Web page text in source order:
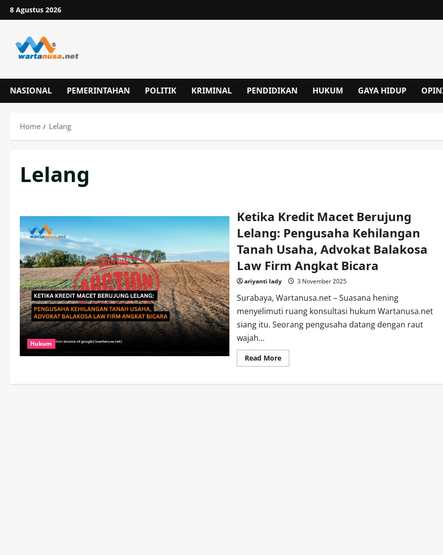
Skip
to
8 Agustus 2026
NASIONAL PEMERINTAHAN POLITIK KRIMINAL PENDIDIKAN HUKUM GAYA HIDUP
Home Lelang
Lelang
Hukum
Ketika Kredit Macet Berujung
Lelang: Pengusaha Kehilangan
Tanah Usaha, Advokat Balakosa
Law Firm Angkat Bicara
ariyanti lady 3 November 2025
Surabaya, Wartanusa.net – Suasana hening
menyelimuti ruang konsultasi hukum Wartanusa.net
siang itu. Seorang pengusaha datang dengan raut
wajah...
Read MoreRead
more
Kredit